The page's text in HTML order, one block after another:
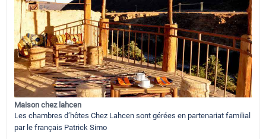
Maison chez lahcen
Les chambres d’hôtes Chez Lahcen sont gérées en partenariat familial
par le français Patrick Simo